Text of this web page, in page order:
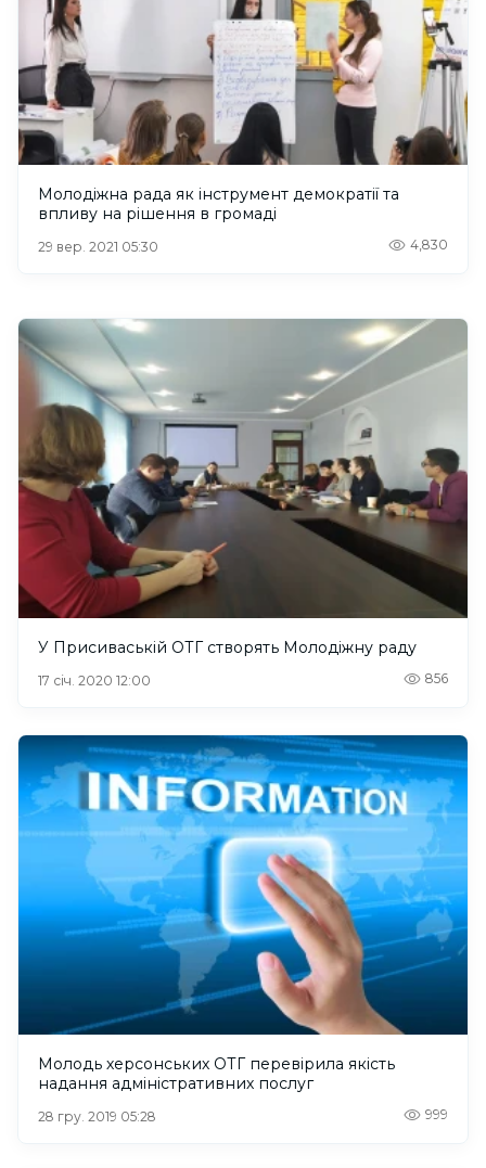
Молодіжна рада як інструмент демократії та
впливу на рішення в громаді
29 вер. 2021 05:30 4,830
У Присиваській ОТГ створять Молодіжну раду
17 січ. 2020 12:00 856
Молодь херсонських ОТГ перевірила якість
надання адміністративних послуг
28 гру. 2019 05:28 999